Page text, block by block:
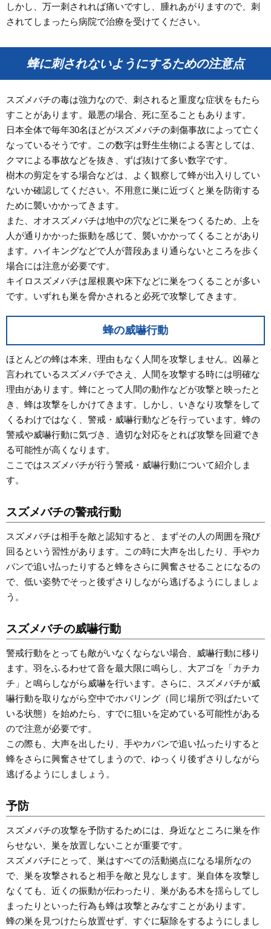
しかし、万一刺されれば痛いですし、腫れあがりますので、刺
されてしまったら病院で治療を受けてください。
蜂に刺されないようにするための注意点
スズメバチの毒は強力なので、刺されると重度な症状をもたら
すことがあります。最悪の場合、死に至ることもあります。
日本全体で毎年30名ほどがスズメバチの刺傷事故によって亡く
なっているそうです。この数字は野生生物による害としては、
クマによる事故などを抜き、ずば抜けて多い数字です。
樹木の剪定をする場合などは、よく観察して蜂が出入りしてい
ないか確認してください。不用意に巣に近づくと巣を防衛する
ために襲いかかってきます。
また、オオスズメバチは地中の穴などに巣をつくるため、上を
人が通りかかった振動を感じて、襲いかかってくることがあり
ます。ハイキングなどで人が普段あまり通らないところを歩く
場合には注意が必要です。
キイロスズメバチは屋根裏や床下などに巣をつくることが多い
です。いずれも巣を脅かされると必死で攻撃してきます。
蜂の威嚇行動
ほとんどの蜂は本来、理由もなく人間を攻撃しません。凶暴と
言われているスズメバチでさえ、人間を攻撃する時には明確な
理由があります。蜂にとって人間の動作などが攻撃と映ったと
き、蜂は攻撃をしかけてきます。しかし、いきなり攻撃をして
くるわけではなく、警戒・威嚇行動などを行っています。蜂の
警戒や威嚇行動に気づき、適切な対応をとれば攻撃を回避でき
る可能性が高くなります。
ここではスズメバチが行う警戒・威嚇行動について紹介しま
す。
スズメバチの警戒行動
スズメバチは相手を敵と認知すると、まずその人の周囲を飛び
回るという習性があります。この時に大声を出したり、手やカ
バンで追い払ったりすると蜂をさらに興奮させることになるの
で、低い姿勢でそっと後ずさりしながら逃げるようにしましょ
う。
スズメバチの威嚇行動
警戒行動をとっても敵がいなくならない場合、威嚇行動に移り
ます。羽をふるわせて音を最大限に鳴らし、大アゴを「カチカ
チ」と鳴らしながら威嚇を行います。さらに、スズメバチが威
嚇行動を取りながら空中でホバリング（同じ場所で羽ばたいて
いる状態）を始めたら、すでに狙いを定めている可能性がある
ので注意が必要です。
この際も、大声を出したり、手やカバンで追い払ったりすると
蜂をさらに興奮させてしまうので、ゆっくり後ずさりしながら
逃げるようにしましょう。
予防
スズメバチの攻撃を予防するためには、身近なところに巣を作
らせない、巣を放置しないことが重要です。
スズメバチにとって、巣はすべての活動拠点になる場所なの
で、巣を攻撃されると相手を敵と見なします。巣自体を攻撃し
なくても、近くの振動が伝わったり、巣がある木を揺らしてし
まったりといった行為も蜂は攻撃とみなすことがあります。
蜂の巣を見つけたら放置せず、すぐに駆除をするようにしまし